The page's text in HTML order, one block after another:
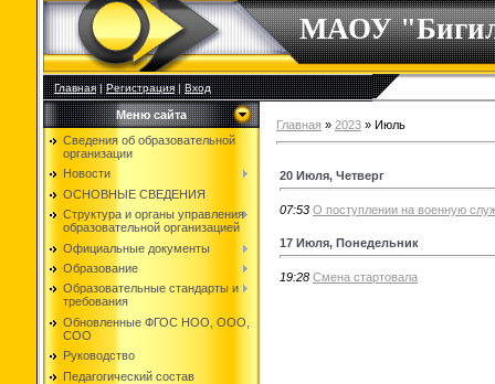
МАОУ
Главная|Регистрация|Вход
Меню сайта
Сведения об образовательной
организации
Новости
ОСНОВНЫЕ СВЕДЕНИЯ
Структура и органы управления
образовательной организацией
Официальные документы
Образование
Образовательные стандарты и
требования
Обновленные ФГОС НОО, ООО,
СОО
Руководство
Педагогический состав
Главная » 2023 » Июль
20 Июля, Четверг
07:53 О поступлении на военную
17 Июля, Понедельник
19:28 Смена стартовала